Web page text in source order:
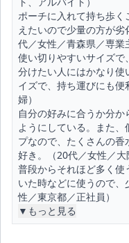
ポーチに入れて持ち歩
えたいので少量の方が
代／女性／青森県／専業
使い切りやすいサイズ
分けたい人にはかなり
イズで、持ち運びにも
婦）
自分の好みに合うか分
ようにしている。また
プなので、たくさんの
好き。（20代／女性／大
普段からそれほど多く
いた時などに使うので
性／東京都／正社員）
▼もっと見る